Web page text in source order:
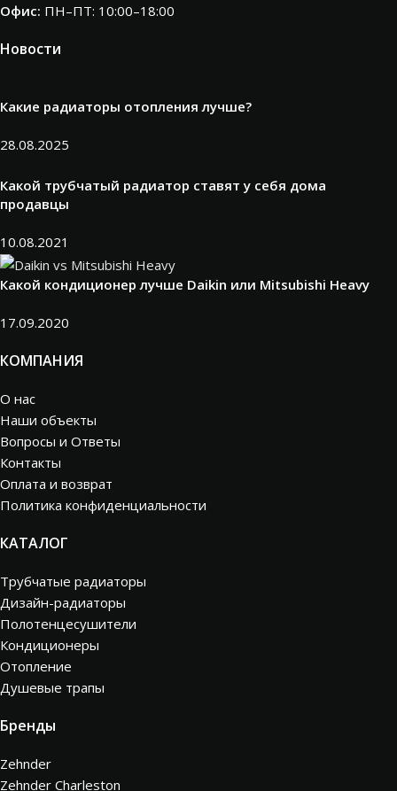
Офис: ПН–ПТ: 10:00–18:00
Новости
Какие радиаторы отопления лучше?
28.08.2025
Какой трубчатый радиатор ставят у себя дома
продавцы
10.08.2021
Какой кондиционер лучше Daikin или Mitsubishi Heavy
17.09.2020
КОМПАНИЯ
О нас
Наши объекты
Вопросы и Ответы
Контакты
Оплата и возврат
Политика конфиденциальности
КАТАЛОГ
Трубчатые радиаторы
Дизайн-радиаторы
Полотенцесушители
Кондиционеры
Отопление
Душевые трапы
Бренды
Zehnder
Zehnder Charleston